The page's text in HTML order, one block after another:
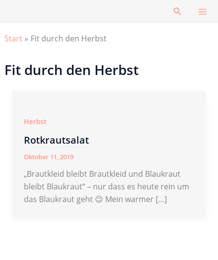
Suchen
Start Fit durch den Herbst
Fit durch den Herbst
Herbst
Rotkrautsalat
Oktober 11, 2019
„Brautkleid bleibt Brautkleid und Blaukraut
bleibt Blaukraut“ – nur dass es heute rein um
das Blaukraut geht 😉 Mein warmer […]